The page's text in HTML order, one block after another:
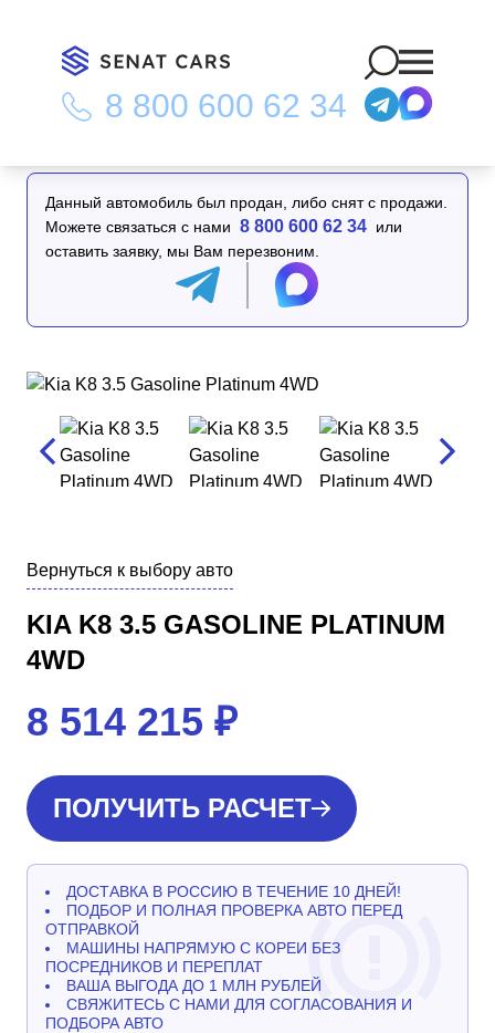
8 800 600 62 34
Главная Каталог/Kia K8 3.5 Gasoline Platinum 4WD
Данный автомобиль был продан, либо снят с продажи.
Можете связаться с нами 8 800 600 62 34 или
оставить заявку, мы Вам перезвоним.
Вернуться к выбору авто
KIA K8 3.5 GASOLINE PLATINUM
4WD
8 514 215 ₽
ПОЛУЧИТЬ РАСЧЕТ
ДОСТАВКА В РОССИЮ В ТЕЧЕНИЕ 10 ДНЕЙ!
ПОДБОР И ПОЛНАЯ ПРОВЕРКА АВТО ПЕРЕД
ОТПРАВКОЙ
МАШИНЫ НАПРЯМУЮ С КОРЕИ БЕЗ
ПОСРЕДНИКОВ И ПЕРЕПЛАТ
ВАША ВЫГОДА ДО 1 МЛН РУБЛЕЙ
СВЯЖИТЕСЬ С НАМИ ДЛЯ СОГЛАСОВАНИЯ И
ПОДБОРА АВТО